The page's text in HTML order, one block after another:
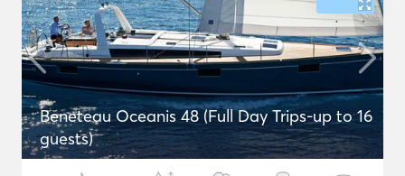
Beneteau Oceanis 48 (Full Day Trips-up to 16
guests)